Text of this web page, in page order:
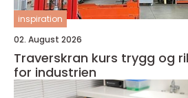
inspiration
02. August 2026
Traverskran kurs trygg og riktig opplæring
for industrien